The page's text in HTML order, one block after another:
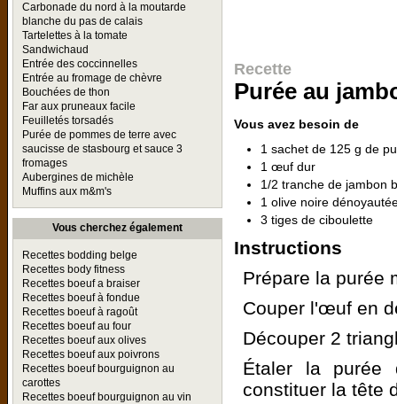
Carbonade du nord à la moutarde
blanche du pas de calais
Tartelettes à la tomate
Sandwichaud
Entrée des coccinnelles
Entrée au fromage de chèvre
Bouchées de thon
Far aux pruneaux facile
Feuilletés torsadés
Purée de pommes de terre avec
saucisse de stasbourg et sauce 3
fromages
Aubergines de michèle
Muffins aux m&m's
Vous cherchez également
Recettes bodding belge
Recettes body fitness
Recettes boeuf a braiser
Recettes boeuf à fondue
Recettes boeuf à ragoût
Recettes boeuf au four
Recettes boeuf aux olives
Recettes boeuf aux poivrons
Recettes boeuf bourguignon au
carottes
Recettes boeuf bourguignon au vin
Recette
Purée au
Vous avez besoin de
1 sachet de 125 g de
1 œuf dur
1/2 tranche de jambon
1 olive noire
3 tiges de ciboulette
Instructions
Prépare la purée
Couper l'œuf en
Découper 2
Étaler la purée
constituer la tête